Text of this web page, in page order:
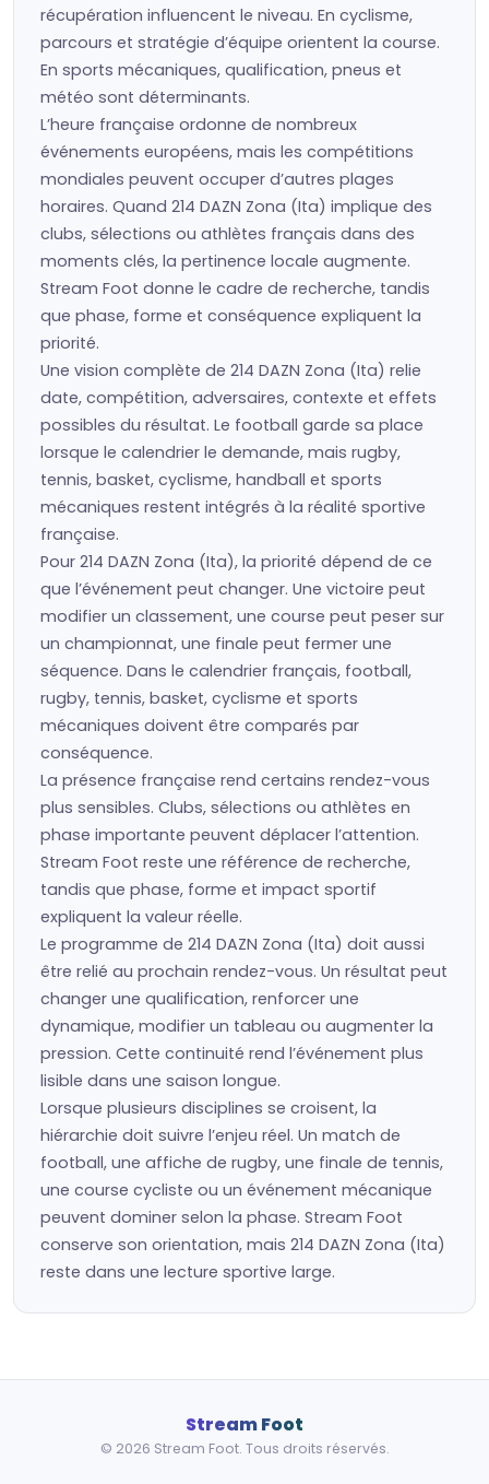
récupération influencent le niveau. En cyclisme,
parcours et stratégie d’équipe orientent la course.
En sports mécaniques, qualification, pneus et
météo sont déterminants.
L’heure française ordonne de nombreux
événements européens, mais les compétitions
mondiales peuvent occuper d’autres plages
horaires. Quand 214 DAZN Zona (Ita) implique des
clubs, sélections ou athlètes français dans des
moments clés, la pertinence locale augmente.
Stream Foot donne le cadre de recherche, tandis
que phase, forme et conséquence expliquent la
priorité.
Une vision complète de 214 DAZN Zona (Ita) relie
date, compétition, adversaires, contexte et effets
possibles du résultat. Le football garde sa place
lorsque le calendrier le demande, mais rugby,
tennis, basket, cyclisme, handball et sports
mécaniques restent intégrés à la réalité sportive
française.
Pour 214 DAZN Zona (Ita), la priorité dépend de ce
que l’événement peut changer. Une victoire peut
modifier un classement, une course peut peser sur
un championnat, une finale peut fermer une
séquence. Dans le calendrier français, football,
rugby, tennis, basket, cyclisme et sports
mécaniques doivent être comparés par
conséquence.
La présence française rend certains rendez-vous
plus sensibles. Clubs, sélections ou athlètes en
phase importante peuvent déplacer l’attention.
Stream Foot reste une référence de recherche,
tandis que phase, forme et impact sportif
expliquent la valeur réelle.
Le programme de 214 DAZN Zona (Ita) doit aussi
être relié au prochain rendez-vous. Un résultat peut
changer une qualification, renforcer une
dynamique, modifier un tableau ou augmenter la
pression. Cette continuité rend l’événement plus
lisible dans une saison longue.
Lorsque plusieurs disciplines se croisent, la
hiérarchie doit suivre l’enjeu réel. Un match de
football, une affiche de rugby, une finale de tennis,
une course cycliste ou un événement mécanique
peuvent dominer selon la phase. Stream Foot
conserve son orientation, mais 214 DAZN Zona (Ita)
reste dans une lecture sportive large.
Stream Foot
© 2026 Stream Foot. Tous droits réservés.